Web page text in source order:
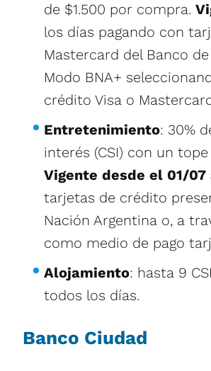
de $1.500 por compra.
los días pagando con
Mastercard del Banco
Modo BNA+
crédito Visa o
Entretenimiento: 30%
interés (CSI) con un
Vigente desde el 01/
tarjetas de crédito
Nación Argentina o, a
como medio de pago
Alojamiento: hasta 9
todos los días.
Banco Ciudad